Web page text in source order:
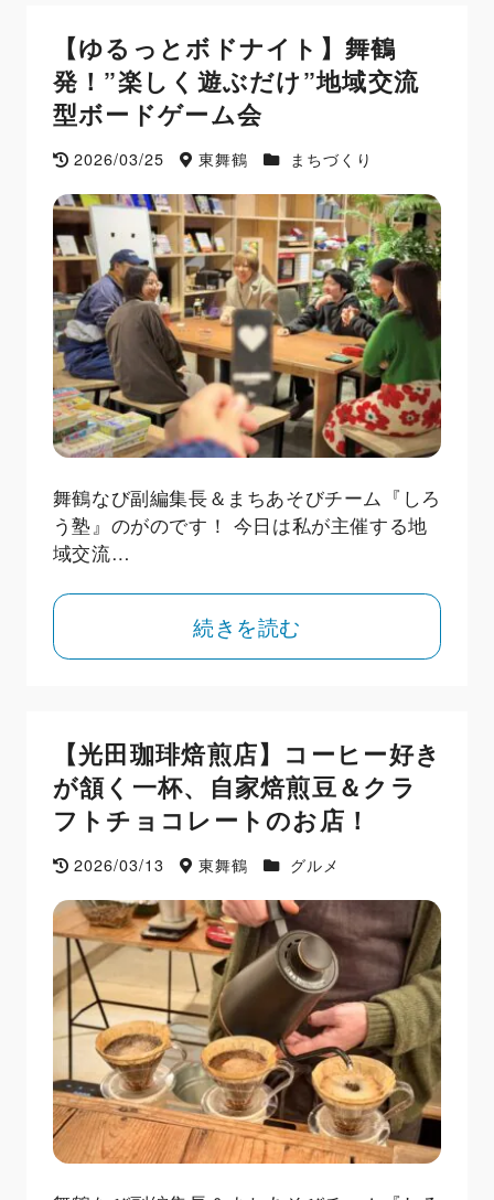
【ゆるっとボドナイト】舞鶴
発！”楽しく遊ぶだけ”地域交流
型ボードゲーム会
2026/03/25 東舞鶴 まちづくり
舞鶴なび副編集長＆まちあそびチーム『しろ
う塾』のがのです！ 今日は私が主催する地
域交流…
続きを読む
【光田珈琲焙煎店】コーヒー好き
が頷く一杯、自家焙煎豆＆クラ
フトチョコレートのお店！
2026/03/13 東舞鶴 グルメ